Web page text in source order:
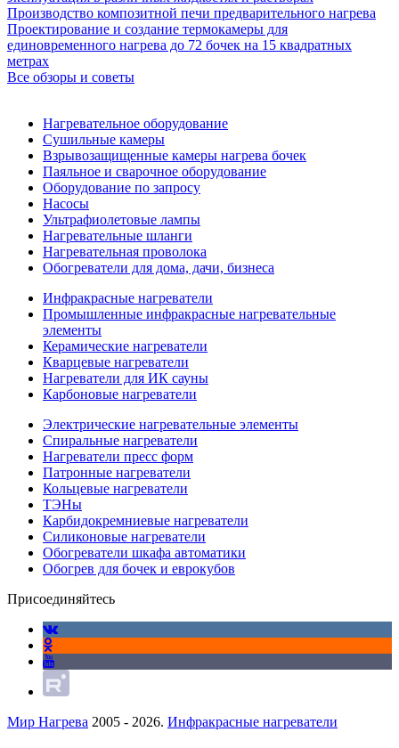
Производство композитной печи предварительного нагрева
Проектирование и создание термокамеры для
единовременного нагрева до 72 бочек на 15 квадратных
метрах
Все обзоры и советы
Нагревательное оборудование
Сушильные камеры
Взрывозащищенные камеры нагрева бочек
Паяльное и сварочное оборудование
Оборудование по запросу
Насосы
Ультрафиолетовые лампы
Нагревательные шланги
Нагревательная проволока
Обогреватели для дома, дачи, бизнеса
Инфракрасные нагреватели
Промышленные инфракрасные нагревательные
элементы
Керамические нагреватели
Кварцевые нагреватели
Нагреватели для ИК сауны
Карбоновые нагреватели
Электрические нагревательные элементы
Спиральные нагреватели
Нагреватели пресс форм
Патронные нагреватели
Кольцевые нагреватели
ТЭНы
Карбидокремниевые нагреватели
Силиконовые нагреватели
Обогреватели шкафа автоматики
Обогрев для бочек и еврокубов
Присоединяйтесь
Мир Нагрева 2005 - 2026. Инфракрасные нагреватели